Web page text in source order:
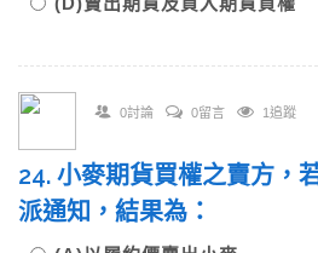
0討論 0留言 1追蹤
24. 小麥期貨買權之賣方，
派通知，結果為：